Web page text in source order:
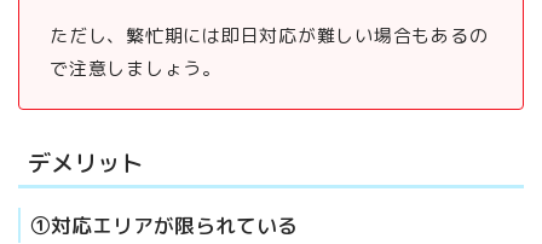
ただし、繁忙期には即日対応が難しい場合もあるの
で注意しましょう。
デメリット
①対応エリアが限られている